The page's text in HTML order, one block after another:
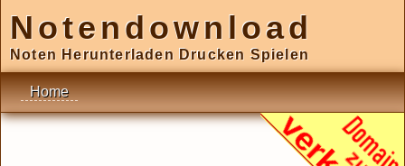
Notendownload
Noten Herunterladen Drucken Spielen
Home